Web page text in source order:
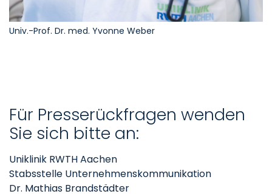
Univ.-Prof. Dr. med. Yvonne Weber
Für Presserückfragen wenden
Sie sich bitte an:
Uniklinik RWTH Aachen
Stabsstelle Unternehmenskommunikation
Dr. Mathias Brandstädter